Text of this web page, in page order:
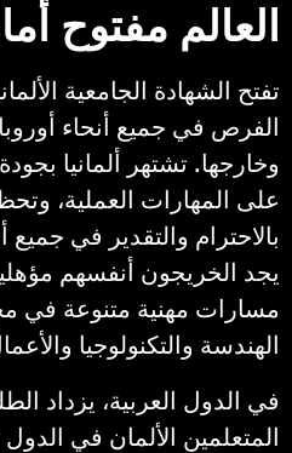
العالم مفتوح
تفتح الشهادة الجامعية
الفرص في جميع أنحاء أوروبا
وخارجها. تشتهر ألمانيا
على المهارات العملية،
بالاحترام والتقدير في جميع
يجد الخريجون أنفسهم
مسارات مهنية متنوعة في
الهندسة والتكنولوجيا
في الدول العربية، يزداد
المتعلمين الألمان في